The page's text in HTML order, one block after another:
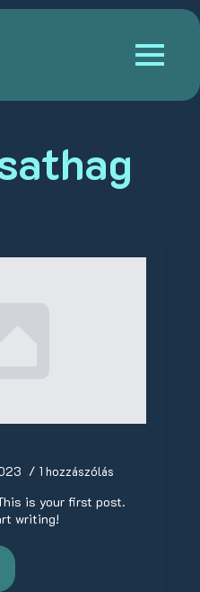
1 hozzászólás
is your first post.
writing!